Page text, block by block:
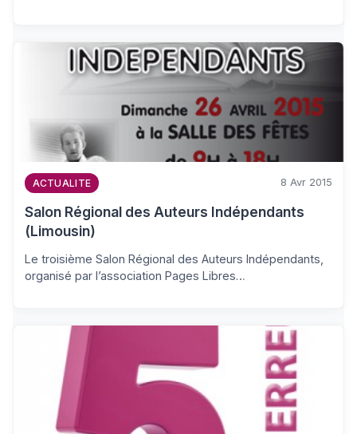
ACTUALITE 8 Avr 2015
Salon Régional des Auteurs Indépendants
(Limousin)
Le troisième Salon Régional des Auteurs Indépendants,
organisé par l’association Pages Libres…